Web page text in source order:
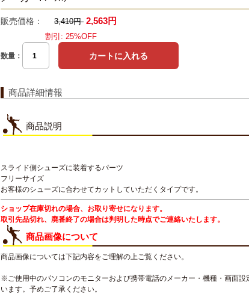
販売価格： 3,410円 2,563円
割引: 25%OFF
数量：
商品詳細情報
商品説明
スライド側シューズに装着するパーツ
フリーサイズ
お客様のシューズに合わせてカットしていただくタイプです。
ショップ在庫切れの場合、お取り寄せになります。
取引先品切れ、廃番終了の場合は判明した時点でご連絡いたします。
商品画像について
商品画像については下記内容をご理解の上ご覧ください。
※ご使用中のパソコンのモニターおよび携帯電話のメーカー・機種・画面
います。予めご了承ください。